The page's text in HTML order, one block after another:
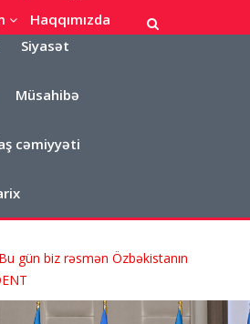
Haqqımızda
Siyasət
Müsahibə
cəmiyyəti
Bu gün biz rəsmən Özbəkistanın